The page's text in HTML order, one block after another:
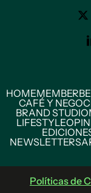
HOMEMEMBER
CAFÉ Y
BRAND STUDIO
LIFESTYLE
NEWSLETTERS
Políticas de